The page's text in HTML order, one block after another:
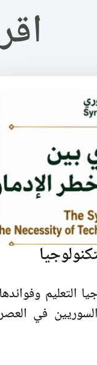
التعليم وفوائدها
في